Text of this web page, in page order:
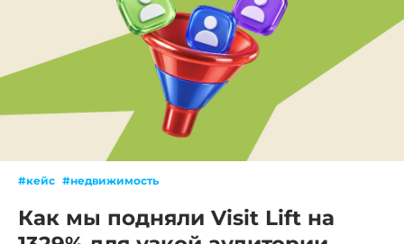
#кейс #недвижимость
Как мы подняли Visit Lift на